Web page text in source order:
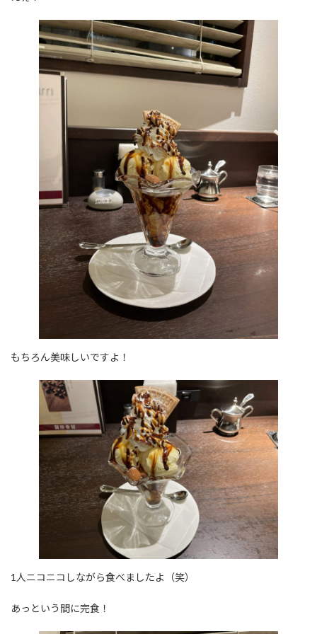
もちろん美味しいですよ！
1人ニコニコしながら食べましたよ（笑）
あっという間に完食！